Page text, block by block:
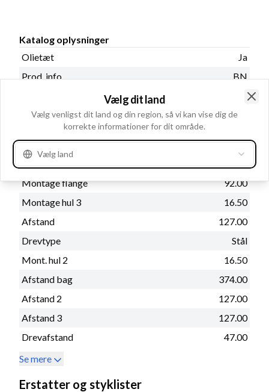
Katalog oplysninger
Olietæt
Ja
Prod. info
BN
Bemærkning
Erstatter: 50MT.
Fysiske oplysninger
Montage flange
92.00
Montage hul 3
16.50
Afstand
127.00
Drevtype
Stål
Mont. hul 2
16.50
Afstand bag
374.00
Afstand 2
127.00
Afstand 3
127.00
Drevafstand
47.00
Se mere
Erstatter og styklister
Vælg dit land
Vælg venligst dit land og din region, så vi kan vise dig de
korrekte informationer for dit område.
Vælg land